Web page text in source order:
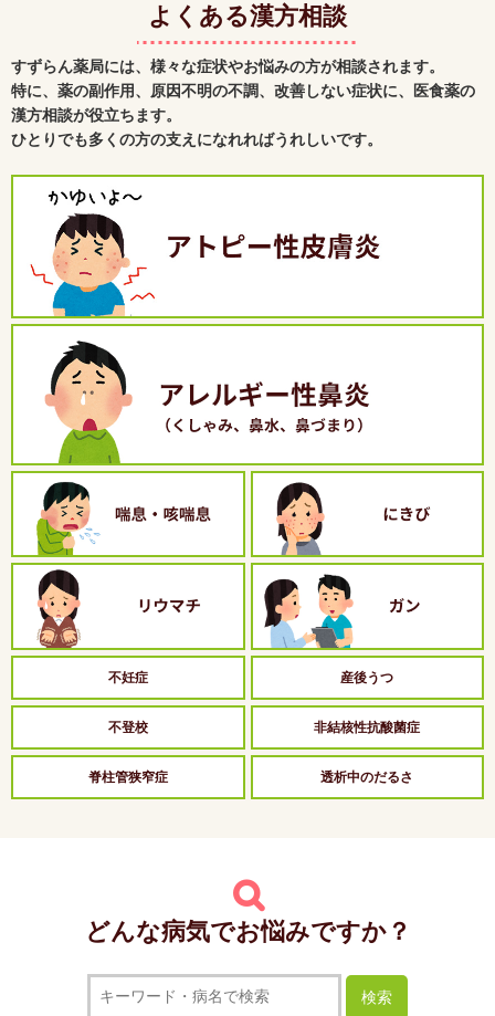
よくある漢方相談
すずらん薬局には、様々な症状やお悩みの方が相談されます。
特に、薬の副作用、原因不明の不調、改善しない症状に、医食薬の
漢方相談が役立ちます。
ひとりでも多くの方の支えになれればうれしいです。
不妊症 産後うつ
不登校 非結核性抗酸菌症
脊柱管狭窄症 透析中のだるさ
どんな病気でお悩みですか？